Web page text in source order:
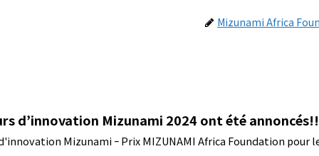
Mizunami Africa
d’innovation Mizunami 2024 ont été annoncés!!
Mizunami ｰ Prix MIZUNAMI Africa Foundation pour